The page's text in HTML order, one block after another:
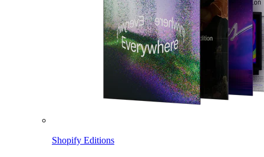
Shopify Editions